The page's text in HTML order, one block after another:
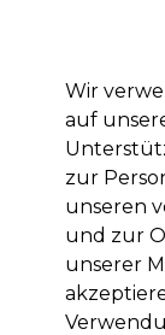
Marken Deals
Jean Marin
Jean
Wir
auf
zur
unseren
und zur
unserer